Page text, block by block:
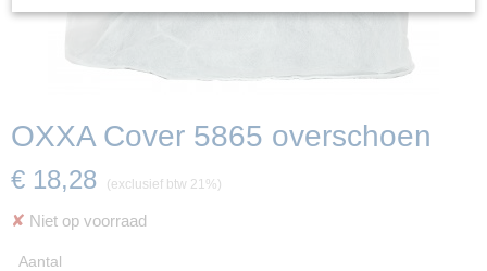
OXXA Cover 5865 overschoen
€ 18,28 (exclusief btw 21%)
✘ Niet op voorraad
Aantal